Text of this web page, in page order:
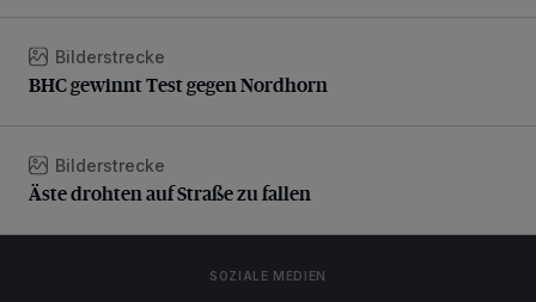
BHC gewinnt Test gegen Nordhorn
Bilderstrecke
BHC gewinnt Test gegen Nordhorn
Äste drohten auf Straße zu fallen
Bilderstrecke
Äste drohten auf Straße zu fallen
SOZIALE MEDIEN